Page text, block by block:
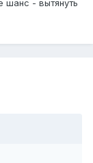
шанс - вытянуть